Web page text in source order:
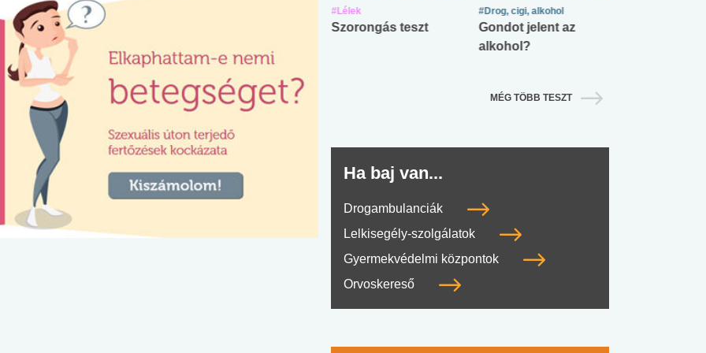
#Suli, munka
Angol középfokú
nyelvvizsga teszt -
No.42
#Lélek
Szorongás teszt
#Drog, cigi, alkohol
Gondot jelent az
alkohol?
MÉG TÖBB TESZT
Ha baj van...
Drogambulanciák
Lelkisegély-szolgálatok
Gyermekvédelmi központok
Orvoskereső